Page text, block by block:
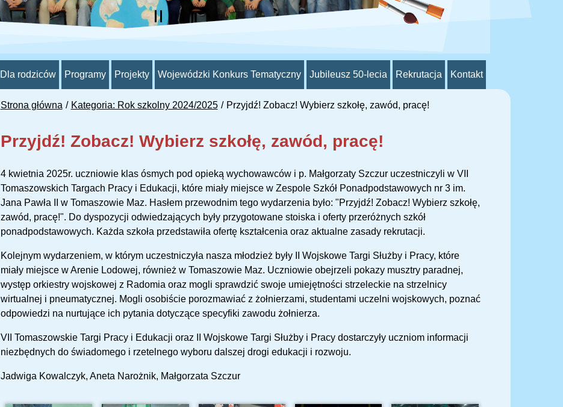
Dla rodziców Programy Projekty Wojewódzki Konkurs Tematyczny Jubileusz 50-lecia Rekrutacja Kontakt
Strona główna Kategoria: Rok szkolny 2024/2025 Przyjdź! Zobacz! Wybierz szkołę, zawód, pracę!
Przyjdź! Zobacz! Wybierz szkołę, zawód, pracę!
4 kwietnia 2025r. uczniowie klas ósmych pod opieką wychowawców i p. Małgorzaty Szczur uczestniczyli w VII
Tomaszowskich Targach Pracy i Edukacji, które miały miejsce w Zespole Szkół Ponadpodstawowych nr 3 im.
Jana Pawła II w Tomaszowie Maz. Hasłem przewodnim tego wydarzenia było: "Przyjdź! Zobacz! Wybierz szkołę,
zawód, pracę!". Do dyspozycji odwiedzających były przygotowane stoiska i oferty przeróżnych szkół
ponadpodstawowych. Każda szkoła przedstawiła ofertę kształcenia oraz aktualne zasady rekrutacji.
Kolejnym wydarzeniem, w którym uczestniczyła nasza młodzież były II Wojskowe Targi Służby i Pracy, które
miały miejsce w Arenie Lodowej, również w Tomaszowie Maz. Uczniowie obejrzeli pokazy musztry paradnej,
występ orkiestry wojskowej z Radomia oraz mogli sprawdzić swoje umiejętności strzeleckie na strzelnicy
wirtualnej i pneumatycznej. Mogli osobiście porozmawiać z żołnierzami, studentami uczelni wojskowych, poznać
odpowiedzi na nurtujące ich pytania dotyczące specyfiki zawodu żołnierza.
VII Tomaszowskie Targi Pracy i Edukacji oraz II Wojskowe Targi Służby i Pracy dostarczyły uczniom informacji
niezbędnych do świadomego i rzetelnego wyboru dalszej drogi edukacji i rozwoju.
Jadwiga Kowalczyk, Aneta Narożnik, Małgorzata Szczur